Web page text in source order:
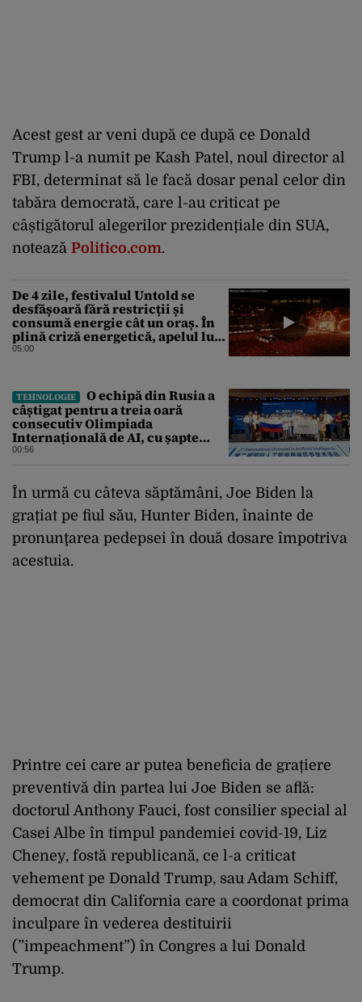
Acest gest ar veni după ce după ce Donald
Trump l-a numit pe Kash Patel, noul director al
FBI, determinat să le facă dosar penal celor din
tabăra democrată, care l-au criticat pe
câștigătorul alegerilor prezidențiale din SUA,
notează Politico.com.
De 4 zile, festivalul Untold se
desfășoară fără restricții și
consumă energie cât un oraș. În
plină criză energetică, apelul lui
Bolojan de economisire a
partid, Emil Boc
05:00
TEHNOLOGIE
O echipă din Rusia a
câștigat pentru a treia oară
consecutiv Olimpiada
Internațională de AI, cu șapte
medalii din aur și una de bronz
00:56
În urmă cu câteva săptămâni, Joe Biden la
grațiat pe fiul său, Hunter Biden, înainte de
pronunţarea pedepsei în două dosare împotriva
acestuia.
Printre cei care ar putea beneficia de grațiere
preventivă din partea lui Joe Biden se află:
doctorul Anthony Fauci, fost consilier special al
Casei Albe în timpul pandemiei covid-19, Liz
Cheney, fostă republicană, ce l-a criticat
vehement pe Donald Trump, sau Adam Schiff,
democrat din California care a coordonat prima
inculpare în vederea destituirii
(”impeachment”) în Congres a lui Donald
Trump.